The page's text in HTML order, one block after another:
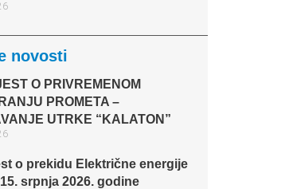
novosti
O PRIVREMENOM
PROMETA –
UTRKE “KALATON”
o prekidu Električne energije
srpnja 2026. godine